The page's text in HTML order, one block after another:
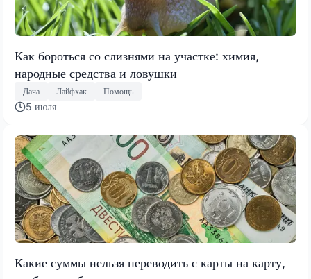
Как бороться со слизнями на участке: химия,
народные средства и ловушки
Дача Лайфхак Помощь
5 июля
Какие суммы нельзя переводить с карты на карту,